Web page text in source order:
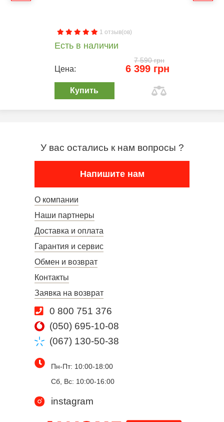
1 отзыв(ов)
Есть в наличии
7 590 грн
Цена: 6 399 грн
Купить
У вас остались к нам вопросы ?
Напишите нам
О компании
Наши партнеры
Доставка и оплата
Гарантия и сервис
Обмен и возврат
Контакты
Заявка на возврат
0 800 751 376
(050) 695-10-08
(067) 130-50-38
Пн-Пт: 10:00-18:00
Сб, Вс: 10:00-16:00
instagram